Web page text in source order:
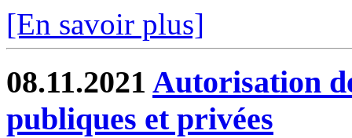
[En savoir plus]
08.11.2021 Autorisation
publiques et privées